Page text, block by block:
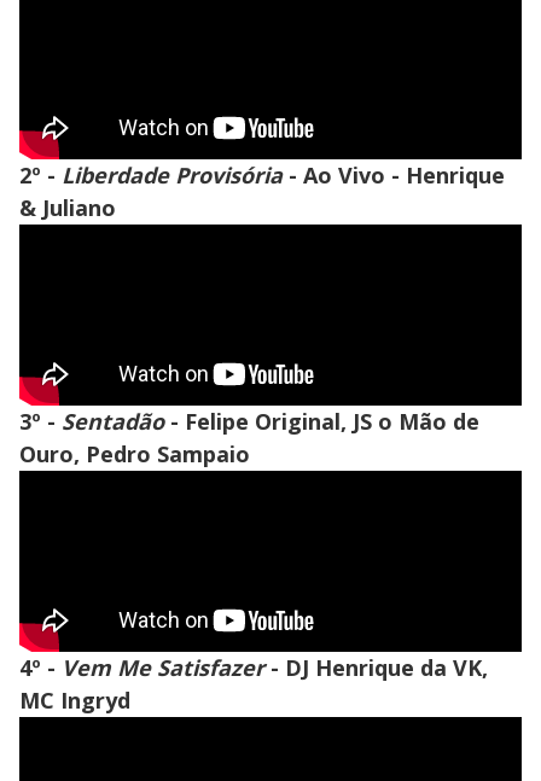
2º - Liberdade Provisória- Ao Vivo - Henrique
& Juliano
3º - Sentadão- Felipe Original, JS o Mão de
Ouro, Pedro Sampaio
4º - Vem Me Satisfazer- DJ Henrique da VK,
MC Ingryd